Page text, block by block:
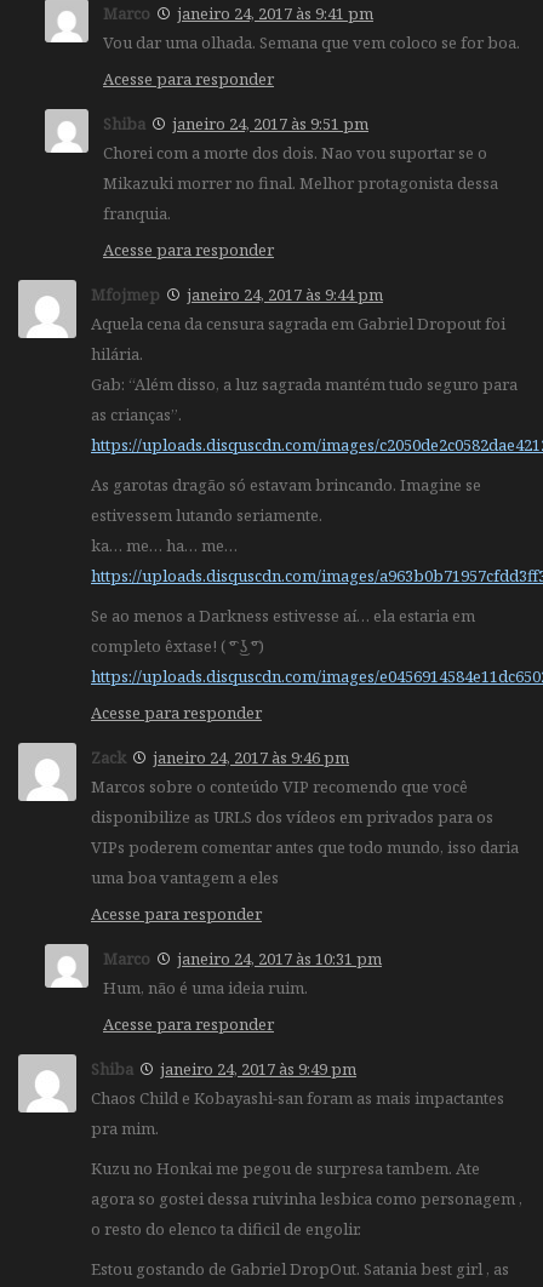
Marco
janeiro 24, 2017 às 9:41 pm
Vou dar uma olhada. Semana que vem coloco se for boa.
Acesse para responder
Shiba
janeiro 24, 2017 às 9:51 pm
Chorei com a morte dos dois. Nao vou suportar se o
Mikazuki morrer no final. Melhor protagonista dessa
franquia.
Acesse para responder
Mfojmep
janeiro 24, 2017 às 9:44 pm
Aquela cena da censura sagrada em Gabriel Dropout foi
hilária.
Gab: “Além disso, a luz sagrada mantém tudo seguro para
as crianças”.
https://uploads.disquscdn.com/images/
As garotas dragão só estavam brincando. Imagine se
estivessem lutando seriamente.
ka… me… ha… me…
https://uploads.disquscdn.com/images/
Se ao menos a Darkness estivesse aí… ela estaria em
completo êxtase! ( ͡° ͜ʖ ͡°)
https://uploads.disquscdn.com/images/
Acesse para responder
Zack
janeiro 24, 2017 às 9:46 pm
Marcos sobre o conteúdo VIP recomendo que você
disponibilize as URLS dos vídeos em privados para os
VIPs poderem comentar antes que todo mundo, isso daria
uma boa vantagem a eles
Acesse para responder
Marco
janeiro 24, 2017 às 10:31 pm
Hum, não é uma ideia ruim.
Acesse para responder
Shiba
janeiro 24, 2017 às 9:49 pm
Chaos Child e Kobayashi-san foram as mais impactantes
pra mim.
Kuzu no Honkai me pegou de surpresa tambem. Ate
agora so gostei dessa ruivinha lesbica como personagem ,
o resto do elenco ta dificil de engolir.
Estou gostando de Gabriel DropOut. Satania best girl , as